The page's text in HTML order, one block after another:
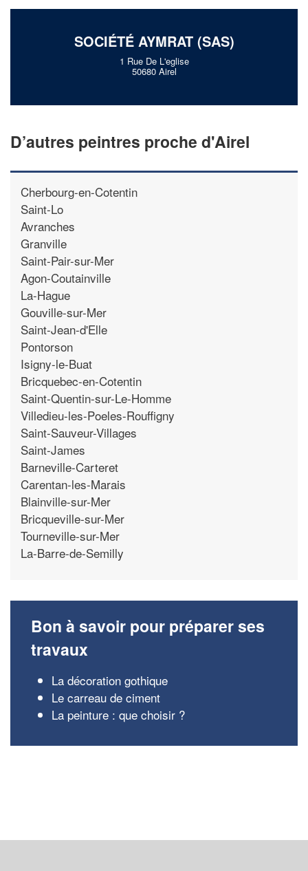
SOCIÉTÉ AYMRAT (SAS)
1 Rue De L'eglise
50680 Airel
D’autres peintres proche d'Airel
Cherbourg-en-Cotentin
Saint-Lo
Avranches
Granville
Saint-Pair-sur-Mer
Agon-Coutainville
La-Hague
Gouville-sur-Mer
Saint-Jean-d'Elle
Pontorson
Isigny-le-Buat
Bricquebec-en-Cotentin
Saint-Quentin-sur-Le-Homme
Villedieu-les-Poeles-Rouffigny
Saint-Sauveur-Villages
Saint-James
Barneville-Carteret
Carentan-les-Marais
Blainville-sur-Mer
Bricqueville-sur-Mer
Tourneville-sur-Mer
La-Barre-de-Semilly
Bon à savoir pour préparer ses
travaux
La décoration gothique
Le carreau de ciment
La peinture : que choisir ?